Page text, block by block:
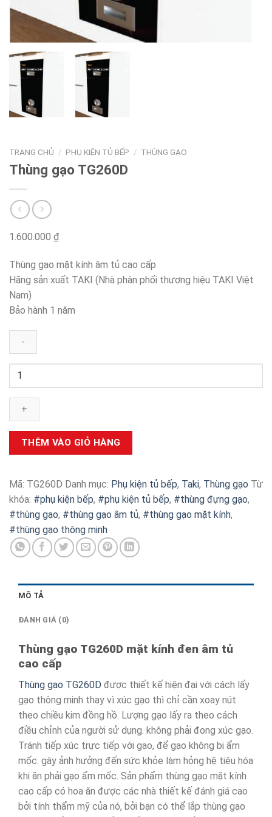
TRANG CHỦ / PHỤ KIỆN TỦ BẾP / THÙNG GẠO
Thùng gạo TG260D
1.600.000 ₫
Thùng gạo mặt kính âm tủ cao cấp
Hãng sản xuất TAKI (Nhà phân phối thương hiệu TAKI Việt
Nam)
Bảo hành 1 năm
Thùng
TG260D
THÊM VÀO GIỎ HÀNG
Mã: TG260D Danh mục: Phụ kiện tủ bếp, Taki, Thùng gạo Từ
khóa: #phụ kiện bếp, #phụ kiện tủ bếp, #thùng đựng gạo,
#thùng gạo, #thùng gạo âm tủ, #thùng gạo mặt kính,
#thùng gạo thông minh
MÔ TẢ
ĐÁNH GIÁ (0)
Thùng gạo TG260D mặt kính đen âm tủ
cao cấp
Thùng gạo TG260D được thiết kế hiện đại với cách lấy
gạo thông minh thay vì xúc gạo thì chỉ cần xoay nút
theo chiều kim đồng hồ. Lượng gạo lấy ra theo cách
điều chỉnh của người sử dụng. không phải đong xúc gạo.
Tránh tiếp xúc trực tiếp với gạo, để gạo không bị ẩm
mốc. gây ảnh hưởng đến sức khỏe làm hỏng hệ tiêu hóa
khi ăn phải gạo ẩm mốc. Sản phẩm thùng gạo mặt kính
cao cấp có hoa ăn được các nhà thiết kế đánh giá cao
bởi tính thẩm mỹ của nó, bởi bạn có thể lắp thùng gạo